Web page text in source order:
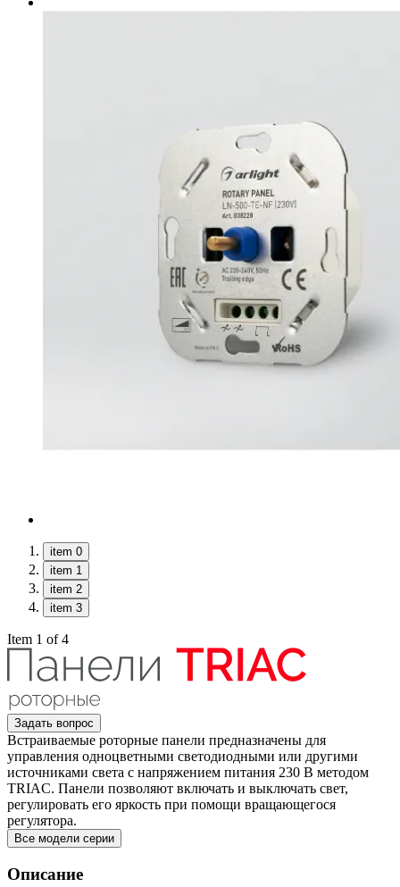
item 0
item 1
item 2
item 3
Item 1 of 4
Задать вопрос
Встраиваемые роторные панели предназначены для
управления одноцветными светодиодными или другими
источниками света с напряжением питания 230 В методом
TRIAC. Панели позволяют включать и выключать свет,
регулировать его яркость при помощи вращающегося
регулятора.
Все модели серии
Описание